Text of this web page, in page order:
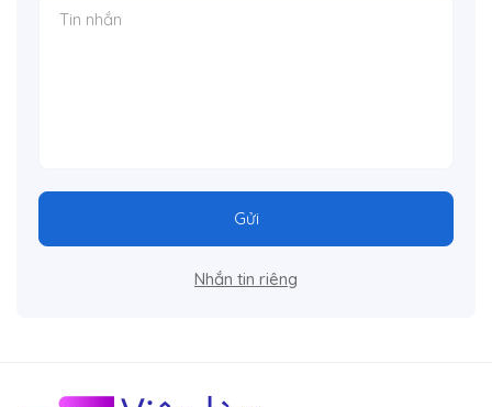
Gửi
Nhắn tin riêng